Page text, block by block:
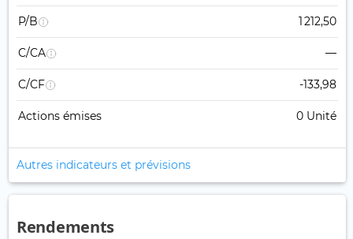
P/B 1 212,50
C/CA —
C/CF -133,98
Actions émises 0 Unité
Autres indicateurs et prévisions
Rendements